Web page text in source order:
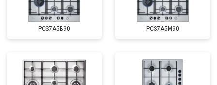
PCS7A5B90 PCS7A5M90